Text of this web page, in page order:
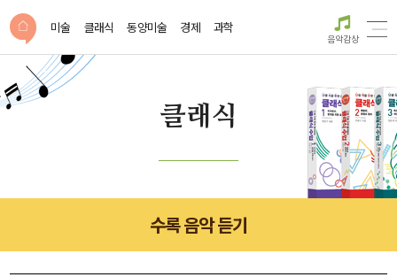
미술 클래식 동양미술 경제 과학
음악감상
클래식
수록 음악 듣기